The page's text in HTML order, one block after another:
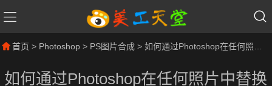
首页 > Photoshop > PS图片合成 > 如何通过Photoshop在任何照片中替换天空！
如何通过Photoshop在任何照片中替换